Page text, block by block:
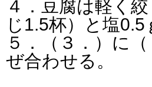
４．豆腐は軽く
じ1.5杯）と塩
５．（３．）に
ぜ合わせる。